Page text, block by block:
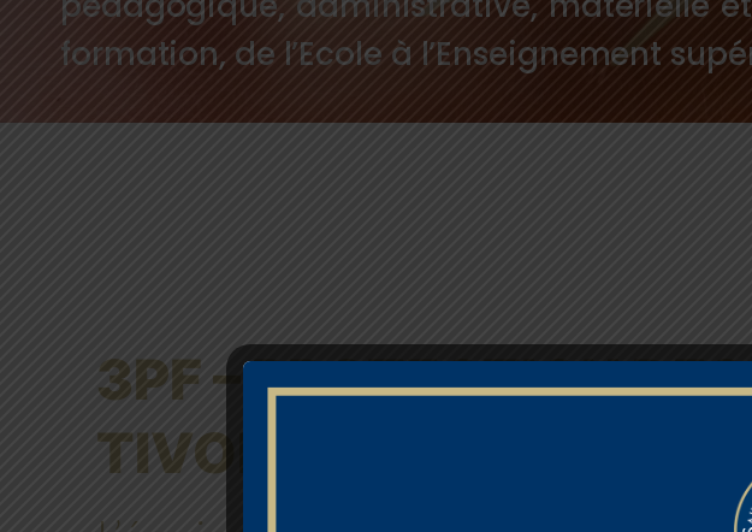
formation, de l’Ecole à l’Enseignement
3PF – PROTECTION
TIVOLI